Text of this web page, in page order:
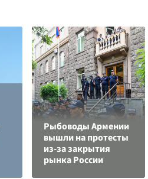
Рыбоводы Армении
вышли на протесты
из-за закрытия
рынка России